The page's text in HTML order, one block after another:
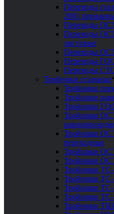
Переходы
2001
Переходы
Переходы
листовые
Переходы
Переходы
Переходы
Тройники стальные
Тройники
Тройники
Тройники
Тройники
Тройники
переходные
Тройники
Тройники
Тройники ТС-
Тройники ТС-
Тройники ТС-
Тройники ТС-
Тройники